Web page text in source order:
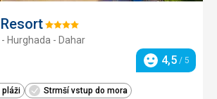
Hodnotenie:
4/5
Hurghada - Dahar
Hodnotenie
4,5 / 5
pláži Strmší vstup do mora